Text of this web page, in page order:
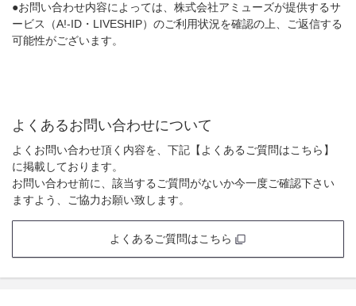
●お問い合わせ内容によっては、株式会社アミューズが提供するサ
ービス（A!-ID・LIVESHIP）のご利用状況を確認の上、ご返信する
可能性がございます。
よくあるお問い合わせについて
よくお問い合わせ頂く内容を、下記【よくあるご質問はこちら】
に掲載しております。
お問い合わせ前に、該当するご質問がないか今一度ご確認下さい
ますよう、ご協力お願い致します。
よくあるご質問はこちら